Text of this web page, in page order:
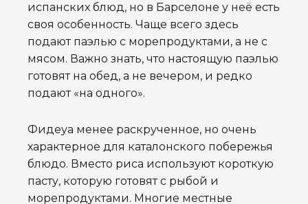
испанских блюд, но в Барселоне у неё есть
своя особенность. Чаще всего здесь
подают паэлью с морепродуктами, а не с
мясом. Важно знать, что настоящую паэлью
готовят на обед, а не вечером, и редко
подают «на одного».
Фидеуа менее раскрученное, но очень
характерное для каталонского побережья
блюдо. Вместо риса используют короткую
пасту, которую готовят с рыбой и
морепродуктами. Многие местные